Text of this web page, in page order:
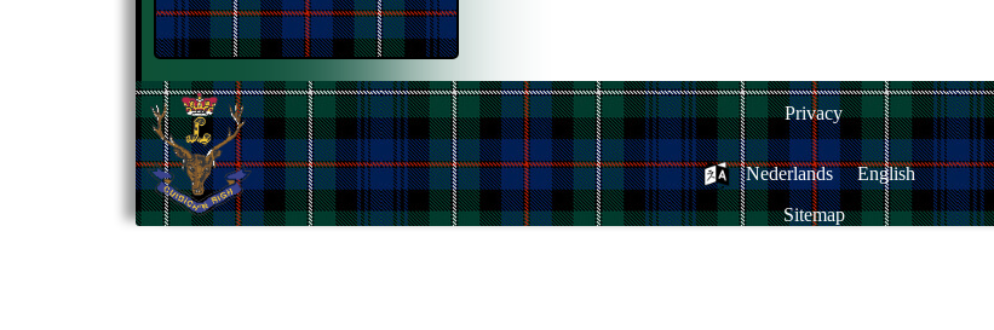
Privacy
Nederlands
English
Sitemap